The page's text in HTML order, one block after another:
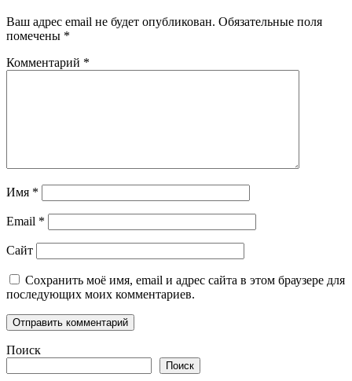
Ваш адрес email не будет опубликован. Обязательные поля
помечены *
Комментарий *
Имя *
Email *
Сайт
Сохранить моё имя, email и адрес сайта в этом браузере для
последующих моих комментариев.
Поиск
Поиск